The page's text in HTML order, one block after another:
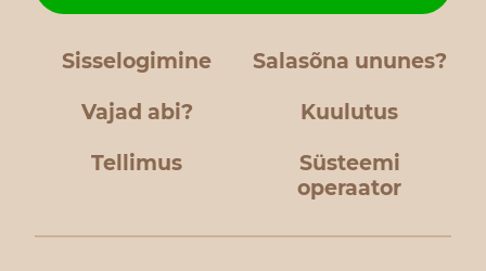
Sisselogimine Salasõna ununes?
Vajad abi? Kuulutus
Tellimus
Süsteemi
operaator